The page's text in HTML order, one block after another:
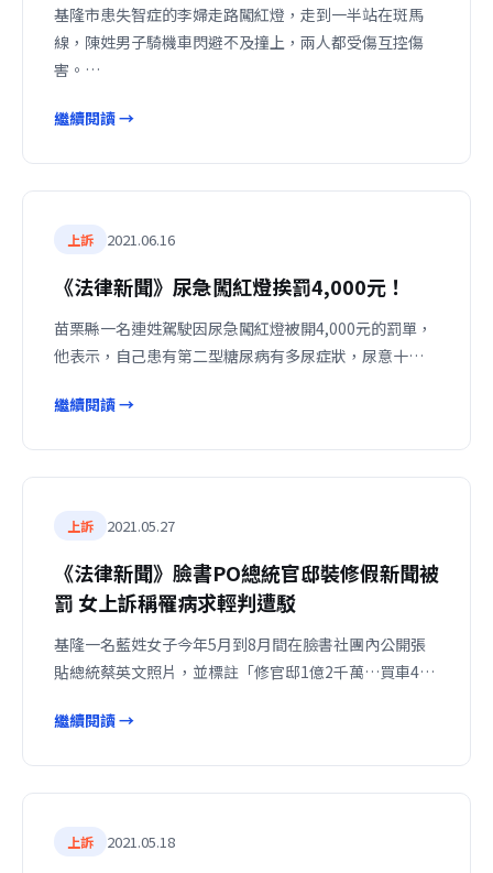
基隆市患失智症的李婦走路闖紅燈，走到一半站在斑馬
線，陳姓男子騎機車閃避不及撞上，兩人都受傷互控傷
害。…
繼續閱讀 →
上訴 2021.06.16
《法律新聞》尿急闖紅燈挨罰4,000元！
苗栗縣一名連姓駕駛因尿急闖紅燈被開4,000元的罰單，
他表示，自己患有第二型糖尿病有多尿症狀，尿意十…
繼續閱讀 →
上訴 2021.05.27
《法律新聞》臉書PO總統官邸裝修假新聞被
罰 女上訴稱罹病求輕判遭駁
基隆一名藍姓女子今年5月到8月間在臉書社團內公開張
貼總統蔡英文照片，並標註「修官邸1億2千萬…買車4…
繼續閱讀 →
上訴 2021.05.18